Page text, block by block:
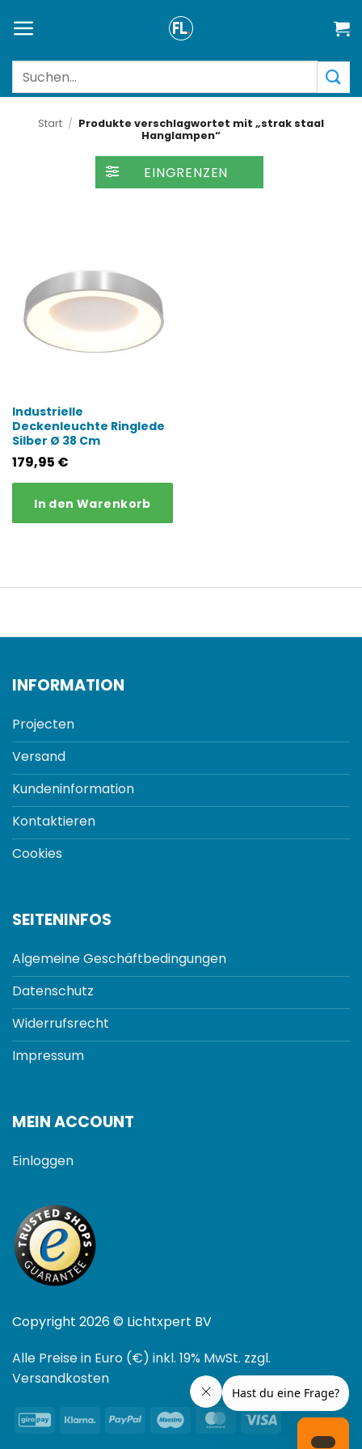
Inhalt
Suchen
Start / Produkte verschlagwortet mit „strak staal
Hanglampen“
FILTER
Industrielle
Deckenleuchte Ringlede
Silber Ø 38 Cm
179,95 €
In den Warenkorb
INFORMATION
Projecten
Versand
Kundeninformation
Kontaktieren
Cookies
SEITENINFOS
Algemeine Geschäftbedingungen
Datenschutz
Widerrufsrecht
Impressum
MEIN ACCOUNT
Einloggen
Copyright 2026 © Lichtxpert BV
Alle Preise in Euro (€) inkl. 19% MwSt. zzgl.
Versandkosten
GiroPayKlarna PayPal Maestro MasterCard
Visa